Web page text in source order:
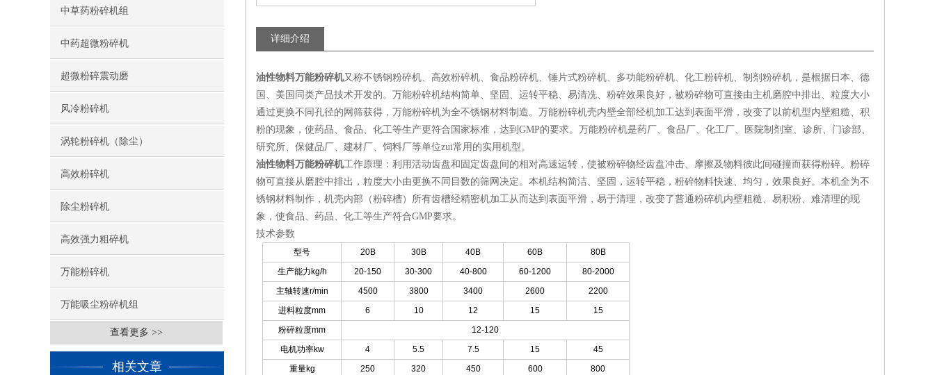
中草药粉碎机组
中药超微粉碎机
超微粉碎震动磨
风冷粉碎机
涡轮粉碎机（除尘）
高效粉碎机
除尘粉碎机
高效强力粗碎机
万能粉碎机
万能吸尘粉碎机组
查看更多 >>
相关文章
详细介绍
油性物料万能粉碎机又称不锈钢粉碎机、高效粉碎机、食品粉碎机、锤片式粉碎机、多功能粉碎机、化工粉碎机、制剂粉碎机，是根据日本、德
国、美国同类产品技术开发的。万能粉碎机结构简单、坚固、运转平稳、易清冼、粉碎效果良好，被粉碎物可直接由主机磨腔中排出、粒度大小
通过更换不同孔径的网筛获得，万能粉碎机为全不锈钢材料制造。万能粉碎机壳内壁全部经机加工达到表面平滑，改变了以前机型内壁粗糙、积
粉的现象，使药品、食品、化工等生产更符合国家标准，达到GMP的要求。万能粉碎机是药厂、食品厂、化工厂、医院制剂室、诊所、门诊部、
研究所、保健品厂、建材厂、饲料厂等单位zui常用的实用机型。
油性物料万能粉碎机工作原理：利用活动齿盘和固定齿盘间的相对高速运转，使被粉碎物经齿盘冲击、摩擦及物料彼此间碰撞而获得粉碎。粉碎
物可直接从磨腔中排出，粒度大小由更换不同目数的筛网决定。本机结构简洁、坚固，运转平稳，粉碎物料快速、均匀，效果良好。本机全为不
锈钢材料制作，机壳内部（粉碎槽）所有齿槽经精密机加工从而达到表面平滑，易于清理，改变了普通粉碎机内壁粗糙、易积粉、难清理的现
象，使食品、药品、化工等生产符合GMP要求。
技术参数
型号 20B 30B 40B 60B
80B
生产能力kg/h
20-150 30-300 40-800 60-1200
80-2000
主轴转速r/min
4500 3800 3400 2600
2200
进料粒度mm
6 10 12 15
15
粉碎粒度mm
12-120
电机功率kw
4 5.5 7.5 15
45
重量kg
250 320 450 600 800